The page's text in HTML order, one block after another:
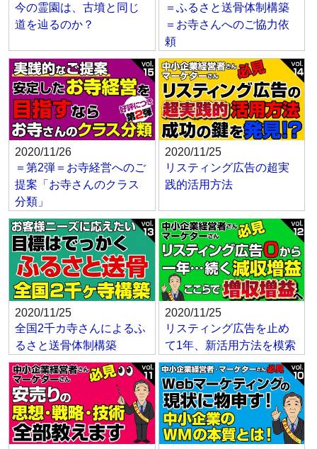
今の霊園は、古墳と同じ
道を辿るのか？
＝ふるさと送骨体制構築
＝お寺さんへのご協力依
頼
2020/11/26
＝第2弾＝お寺経営へのご
提案「お寺さんのクラス
分類」
2020/11/25
リスティング広告の超実
践的活用方法
2020/11/25
全国2千カ寺さんによるふ
るさと送骨体制構築
2020/11/25
リスティング広告を止め
て1年、新活用方法を模索